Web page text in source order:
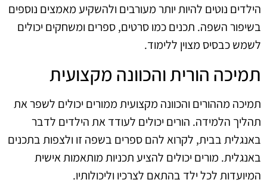
הילדים נוטים להיות יותר מעורבים ולהשקיע מאמצים נוספים
בשיפור השפה. תכנים כמו סרטים, ספרים ומשחקים יכולים
לשמש כבסיס מצוין ללימוד.
תמיכה הורית והכוונה מקצועית
תמיכה מההורים והכוונה מקצועית ממורים יכולים לשפר את
תהליך הלמידה. הורים יכולים לעודד את הילדים לדבר
באנגלית בבית, לקרוא להם ספרים בשפה זו ולצפות בתכנים
באנגלית. מורים יכולים להציע תכניות מותאמות אישית
המיועדות לכל ילד בהתאם לצרכיו וליכולותיו.